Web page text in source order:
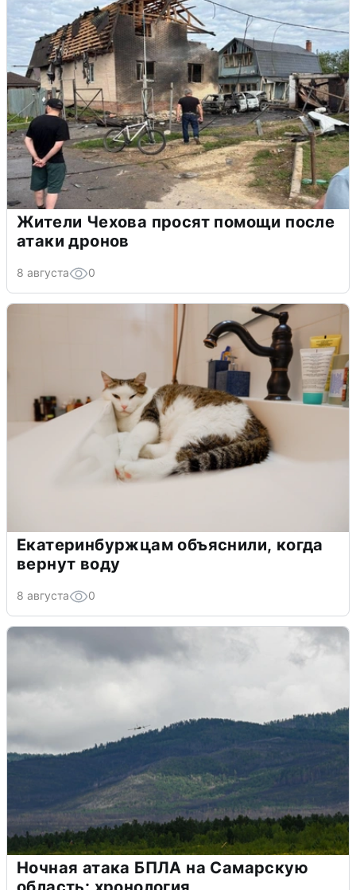
Жители Чехова просят помощи после
атаки дронов
8 августа 0
Екатеринбуржцам объяснили, когда
вернут воду
8 августа 0
Ночная атака БПЛА на Самарскую